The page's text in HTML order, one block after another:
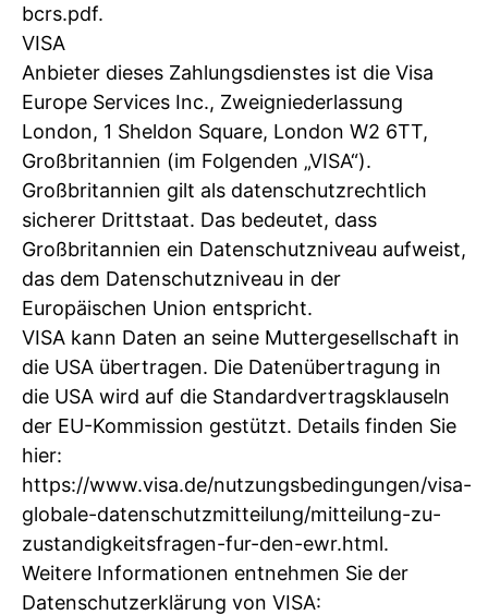
bcrs.pdf.
VISA
Anbieter dieses Zahlungsdienstes ist die Visa
Europe Services Inc., Zweigniederlassung
London, 1 Sheldon Square, London W2 6TT,
Großbritannien (im Folgenden „VISA“).
Großbritannien gilt als datenschutzrechtlich
sicherer Drittstaat. Das bedeutet, dass
Großbritannien ein Datenschutzniveau aufweist,
das dem Datenschutzniveau in der
Europäischen Union entspricht.
VISA kann Daten an seine Muttergesellschaft in
die USA übertragen. Die Datenübertragung in
die USA wird auf die Standardvertragsklauseln
der EU-Kommission gestützt. Details finden Sie
hier:
https://www.visa.de/nutzungsbedingungen/visa-
globale-datenschutzmitteilung/mitteilung-zu-
zustandigkeitsfragen-fur-den-ewr.html.
Weitere Informationen entnehmen Sie der
Datenschutzerklärung von VISA: